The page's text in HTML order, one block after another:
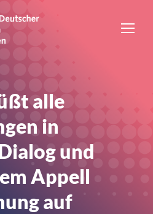
alle
in
und
Appell
auf